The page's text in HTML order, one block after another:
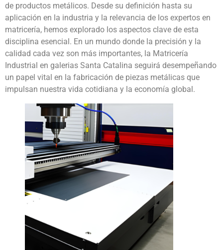
de productos metálicos. Desde su definición hasta su
aplicación en la industria y la relevancia de los expertos en
matricería, hemos explorado los aspectos clave de esta
disciplina esencial. En un mundo donde la precisión y la
calidad cada vez son más importantes, la Matricería
Industrial en galerias Santa Catalina seguirá desempeñando
un papel vital en la fabricación de piezas metálicas que
impulsan nuestra vida cotidiana y la economía global.